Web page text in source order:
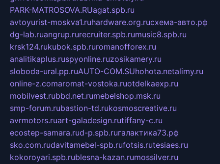
PARK-MATROSOVA.RUagat.spb.ru
avtoyurist-moskva1.ruhardware.org.ruсхема-авто.рф
dg-lab.ruangrup.rurecruiter.spb.rumusic8.spb.ru
krsk124.rukubok.spb.ruromanofforex.ru
analitikaplus.ruspyonline.ruzosikamery.ru
sloboda-ural.pp.ruAUTO-COM.SUhohota.netalimy.ru
online-z.comaromat-vostoka.ruotdelkaexp.ru
mobilvest.rubbd.net.rumebelshop.msk.ru
smp-forum.rubastion-td.rukosmoscreative.ru
avrmotors.ruart-galadesign.rutiffany-c.ru
ecostep-samara.rud-p.spb.ruгалактика73.рф
sko.com.rudavitamebel-spb.rufotsis.rutesiaes.ru
kokoroyari.spb.rublesna-kazan.rumossilver.ru